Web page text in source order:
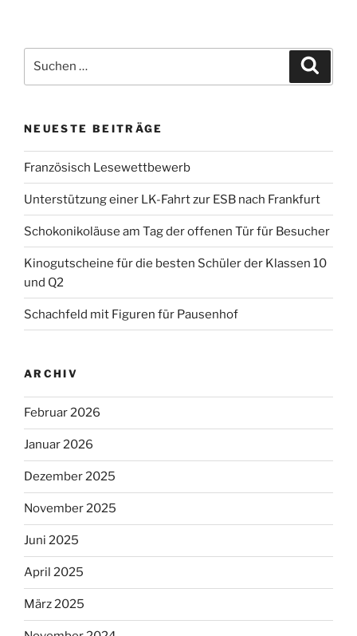
nach:
NEUESTE BEITRÄGE
Französisch Lesewettbewerb
Unterstützung einer LK-Fahrt zur ESB nach Frankfurt
Schokonikoläuse am Tag der offenen Tür für Besucher
Kinogutscheine für die besten Schüler der Klassen 10
und Q2
Schachfeld mit Figuren für Pausenhof
ARCHIV
Februar 2026
Januar 2026
Dezember 2025
November 2025
Juni 2025
April 2025
März 2025